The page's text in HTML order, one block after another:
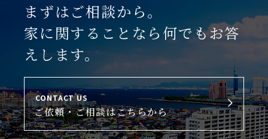
まずはご相談から。
家に関することなら何でもお答
えします。
CONTACT US
ご依頼・ご相談はこちらから